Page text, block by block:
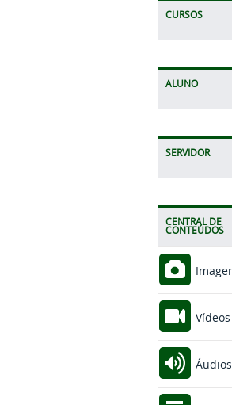
CURSOS
ALUNO
SERVIDOR
CENTRAL DE
CONTEÚDOS
Vídeos
Áudios